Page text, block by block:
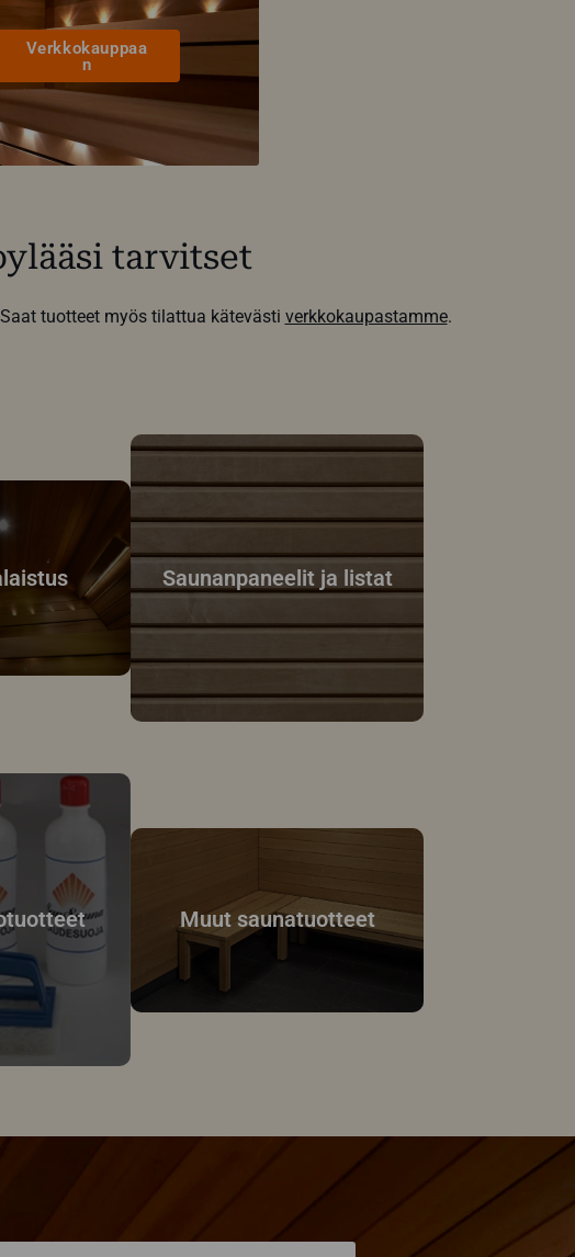
Verkkokauppaa
n
tarvitset
tuotteet myös tilattua kätevästi verkkokaupastamme.
Saunanpaneelit ja listat
Muut saunatuotteet